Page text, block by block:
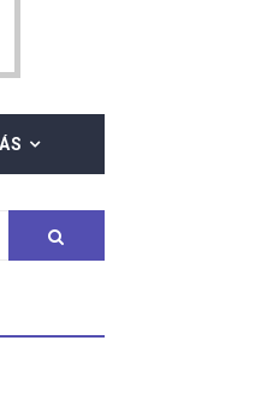
8 medallas, seis para